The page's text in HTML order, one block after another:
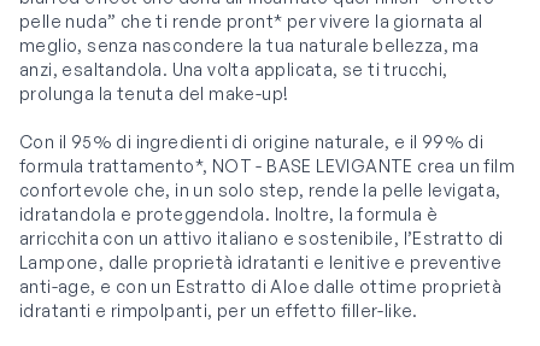
pelle nuda” che ti rende pront* per vivere la giornata al
meglio, senza nascondere la tua naturale bellezza, ma
anzi, esaltandola. Una volta applicata, se ti trucchi,
prolunga la tenuta del make-up!
Con il 95% di ingredienti di origine naturale, e il 99% di
formula trattamento*, NOT - BASE LEVIGANTE crea un film
confortevole che, in un solo step, rende la pelle levigata,
idratandola e proteggendola. Inoltre, la formula è
arricchita con un attivo italiano e sostenibile, l’Estratto di
Lampone, dalle proprietà idratanti e lenitive e preventive
anti-age, e con un Estratto di Aloe dalle ottime proprietà
idratanti e rimpolpanti, per un effetto filler-like.